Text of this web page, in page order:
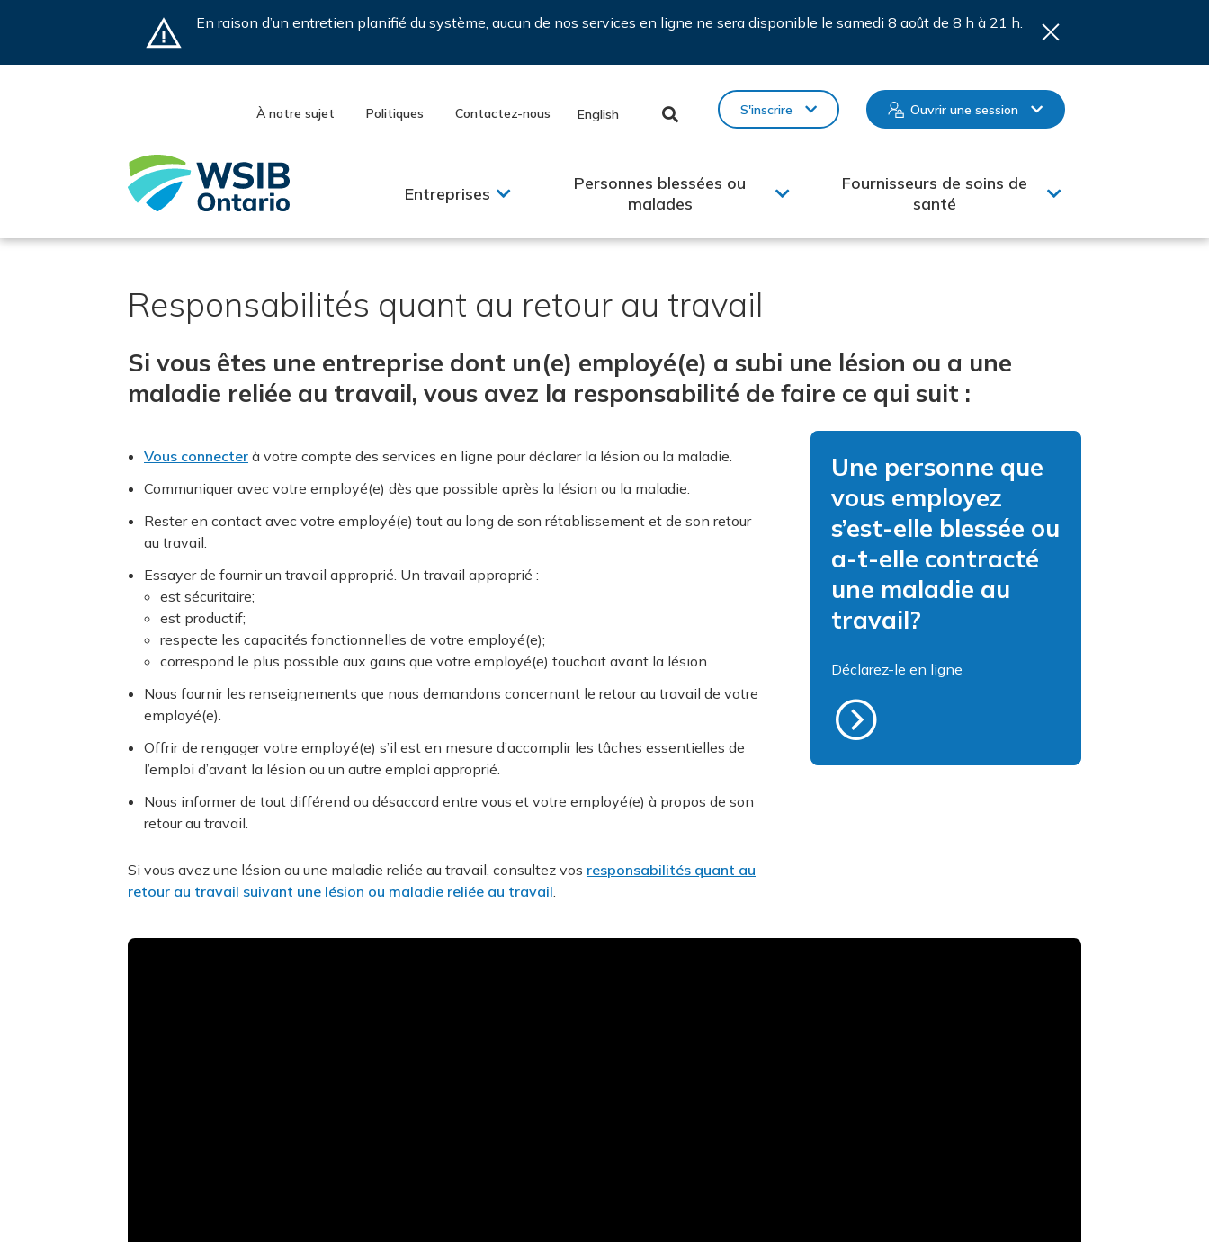
content
En raison d’un entretien planifié du système, aucun de nos services en ligne ne sera disponible le samedi 8 août de 8 h à 21 h.
À notre sujet Politiques Contactez-nous English S'inscrire Ouvrir une session
Entreprises
Personnes blessées ou
malades
Fournisseurs de soins de
santé
Responsabilités quant au retour au travail
Si vous êtes une entreprise dont un(e) employé(e) a subi une lésion ou a une
maladie reliée au travail, vous avez la responsabilité de faire ce qui suit :
Vous connecter à votre compte des services en ligne pour déclarer la lésion ou la maladie.
Communiquer avec votre employé(e) dès que possible après la lésion ou la maladie.
Rester en contact avec votre employé(e) tout au long de son rétablissement et de son retour
au travail.
Essayer de fournir un travail approprié. Un travail approprié :
est sécuritaire;
est productif;
respecte les capacités fonctionnelles de votre employé(e);
correspond le plus possible aux gains que votre employé(e) touchait avant la lésion.
Nous fournir les renseignements que nous demandons concernant le retour au travail de votre
employé(e).
Offrir de rengager votre employé(e) s’il est en mesure d’accomplir les tâches essentielles de
l’emploi d’avant la lésion ou un autre emploi approprié.
Nous informer de tout différend ou désaccord entre vous et votre employé(e) à propos de son
retour au travail.
Si vous avez une lésion ou une maladie reliée au travail, consultez vos responsabilités quant au
retour au travail suivant une lésion ou maladie reliée au travail.
Une personne que
vous employez
s’est-elle blessée ou
a-t-elle contracté
une maladie au
travail?
Déclarez-le en ligne